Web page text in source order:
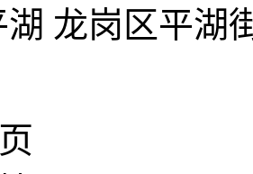
湖 龙岗区平